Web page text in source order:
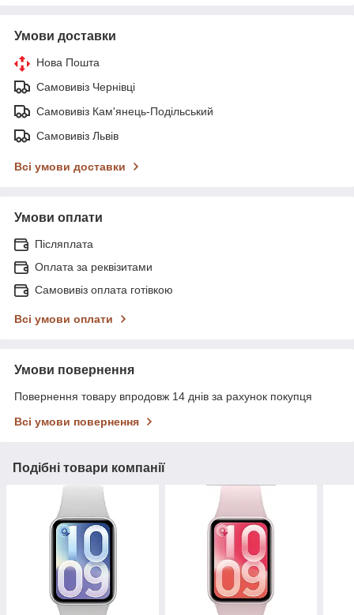
Умови доставки
Нова Пошта
Самовивіз Чернівці
Самовивіз Кам'янець-Подільський
Самовивіз Львів
Всі умови доставки
Умови оплати
Післяплата
Оплата за реквізитами
Самовивіз оплата готівкою
Всі умови оплати
Умови повернення
Повернення товару впродовж 14 днів за рахунок покупця
Всі умови повернення
Подібні товари компанії